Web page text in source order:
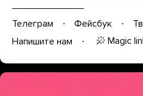
Телеграм Фейсбук
Напишите нам
Magic